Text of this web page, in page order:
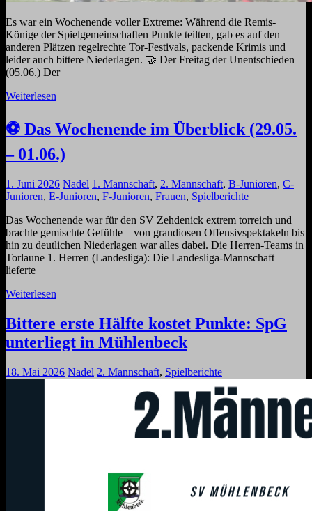
Es war ein Wochenende voller Extreme: Während die Remis-
Könige der Spielgemeinschaften Punkte teilten, gab es auf den
anderen Plätzen regelrechte Tor-Festivals, packende Krimis und
leider auch bittere Niederlagen. 🤝 Der Freitag der Unentschieden
(05.06.) Der
Weiterlesen
⚽ Das Wochenende im Überblick (29.05.
– 01.06.)
1. Juni 2026 Nadel 1. Mannschaft, 2. Mannschaft, B-Junioren, C-
Junioren, E-Junioren, F-Junioren, Frauen, Spielberichte
Das Wochenende war für den SV Zehdenick extrem torreich und
brachte gemischte Gefühle – von grandiosen Offensivspektakeln bis
hin zu deutlichen Niederlagen war alles dabei. Die Herren-Teams in
Torlaune 1. Herren (Landesliga): Die Landesliga-Mannschaft
lieferte
Weiterlesen
Bittere erste Hälfte kostet Punkte: SpG
unterliegt in Mühlenbeck
18. Mai 2026 Nadel 2. Mannschaft, Spielberichte